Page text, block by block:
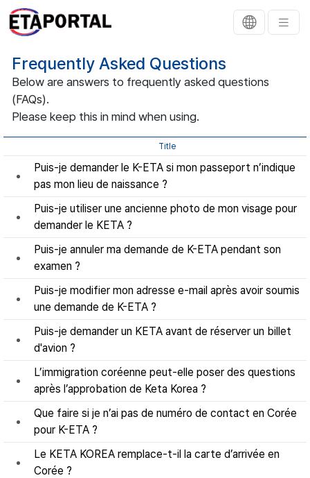
Frequently Asked Questions
Below are answers to frequently asked questions
(FAQs).
Please keep this in mind when using.
Title
Puis-je demander le K-ETA si mon passeport n’indique
pas mon lieu de naissance ?
Puis-je utiliser une ancienne photo de mon visage pour
demander le KETA ?
Puis-je annuler ma demande de K-ETA pendant son
examen ?
Puis-je modifier mon adresse e-mail après avoir soumis
une demande de K-ETA ?
Puis-je demander un KETA avant de réserver un billet
d'avion ?
L’immigration coréenne peut-elle poser des questions
après l’approbation de Keta Korea ?
Que faire si je n’ai pas de numéro de contact en Corée
pour K-ETA ?
Le KETA KOREA remplace-t-il la carte d’arrivée en
Corée ?